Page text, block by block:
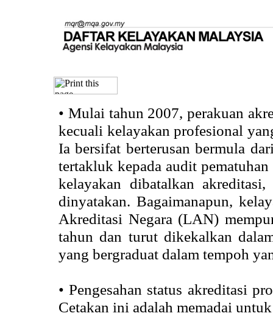
• Mulai tahun 2007, perakuan
kecuali kelayakan profesional
Ia bersifat berterusan bermula
tertakluk kepada audit
kelayakan dibatalkan
dinyatakan. Bagaimanapun,
Akreditasi Negara (LAN)
tahun dan turut dikekalkan
yang bergraduat dalam tempoh
• Pengesahan status akreditasi
Cetakan ini adalah memadai